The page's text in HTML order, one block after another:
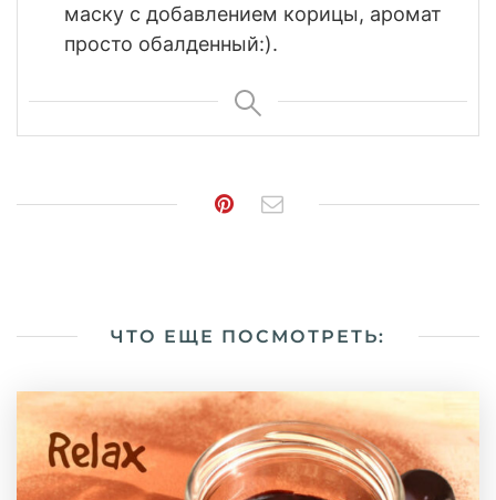
маску с добавлением корицы, аромат
просто обалденный:).
ЧТО ЕЩЕ ПОСМОТРЕТЬ: